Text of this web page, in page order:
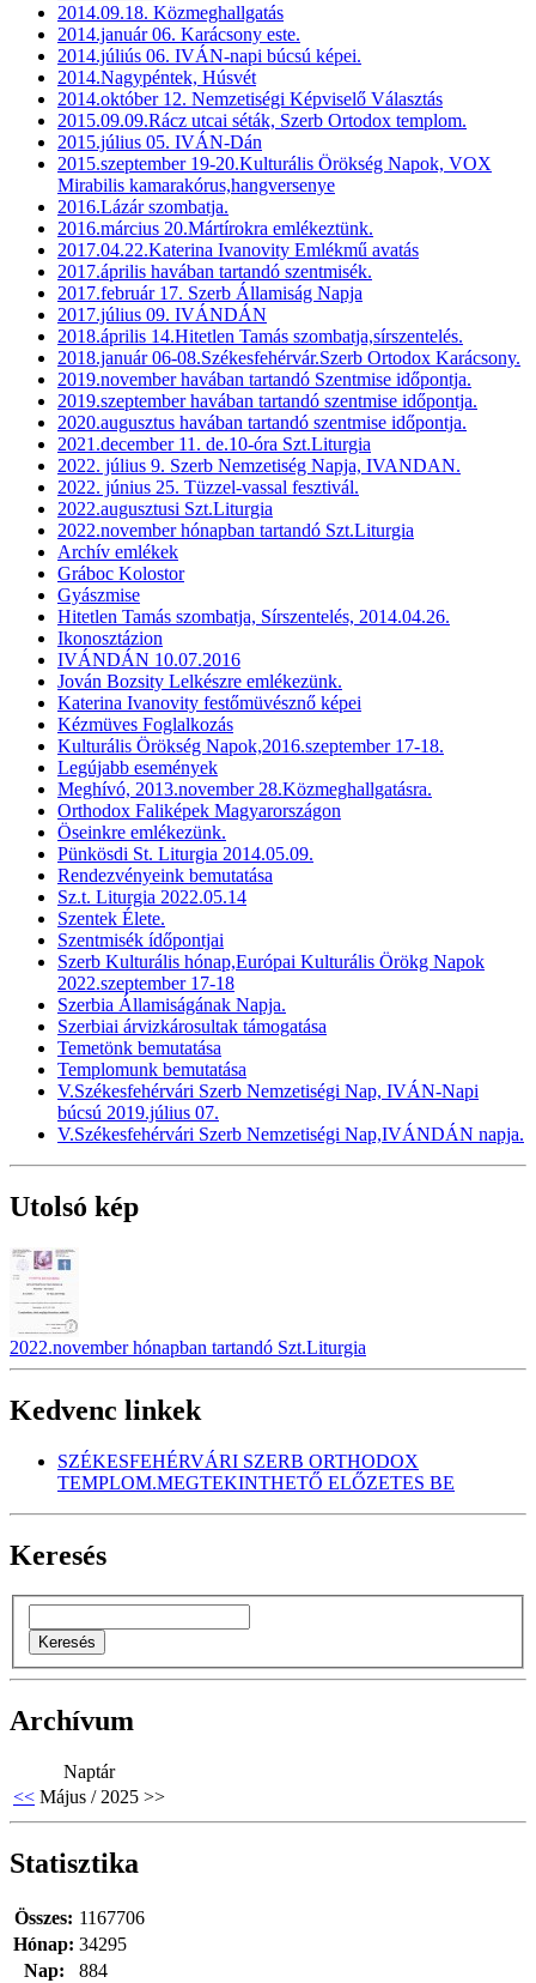
2014.09.18. Közmeghallgatás
2014.január 06. Karácsony este.
2014.júliús 06. IVÁN-napi búcsú képei.
2014.Nagypéntek, Húsvét
2014.október 12. Nemzetiségi Képviselő Választás
2015.09.09.Rácz utcai séták, Szerb Ortodox templom.
2015.július 05. IVÁN-Dán
2015.szeptember 19-20.Kulturális Örökség Napok, VOX
Mirabilis kamarakórus,hangversenye
2016.Lázár szombatja.
2016.március 20.Mártírokra emlékeztünk.
2017.04.22.Katerina Ivanovity Emlékmű avatás
2017.április havában tartandó szentmisék.
2017.február 17. Szerb Államiság Napja
2017.július 09. IVÁNDÁN
2018.április 14.Hitetlen Tamás szombatja,sírszentelés.
2018.január 06-08.Székesfehérvár.Szerb Ortodox Karácsony.
2019.november havában tartandó Szentmise időpontja.
2019.szeptember havában tartandó szentmise időpontja.
2020.augusztus havában tartandó szentmise időpontja.
2021.december 11. de.10-óra Szt.Liturgia
2022. július 9. Szerb Nemzetiség Napja, IVANDAN.
2022. június 25. Tüzzel-vassal fesztivál.
2022.augusztusi Szt.Liturgia
2022.november hónapban tartandó Szt.Liturgia
Archív emlékek
Gráboc Kolostor
Gyászmise
Hitetlen Tamás szombatja, Sírszentelés, 2014.04.26.
Ikonosztázion
IVÁNDÁN 10.07.2016
Jován Bozsity Lelkészre emlékezünk.
Katerina Ivanovity festőmüvésznő képei
Kézmüves Foglalkozás
Kulturális Örökség Napok,2016.szeptember 17-18.
Legújabb események
Meghívó, 2013.november 28.Közmeghallgatásra.
Orthodox Faliképek Magyarországon
Öseinkre emlékezünk.
Pünkösdi St. Liturgia 2014.05.09.
Rendezvényeink bemutatása
Sz.t. Liturgia 2022.05.14
Szentek Élete.
Szentmisék ídőpontjai
Szerb Kulturális hónap,Európai Kulturális Örökg Napok
2022.szeptember 17-18
Szerbia Államiságának Napja.
Szerbiai árvizkárosultak támogatása
Temetönk bemutatása
Templomunk bemutatása
V.Székesfehérvári Szerb Nemzetiségi Nap, IVÁN-Napi
búcsú 2019.július 07.
V.Székesfehérvári Szerb Nemzetiségi Nap,IVÁNDÁN napja.
Utolsó kép
2022.november hónapban tartandó Szt.Liturgia
Kedvenc linkek
SZÉKESFEHÉRVÁRI SZERB ORTHODOX
TEMPLOM.MEGTEKINTHETŐ ELŐZETES BE
Keresés
Archívum
Naptár
<< Május / 2025 >>
Statisztika
Összes: 1167706
Hónap: 34295
Nap:
884